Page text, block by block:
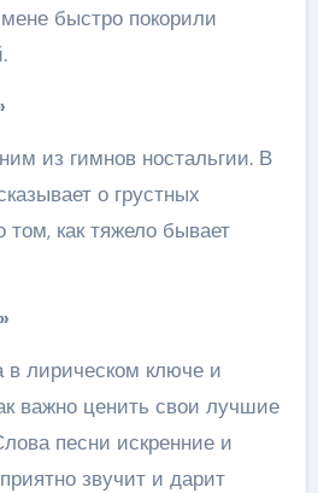
быстро покорили
из гимнов ностальгии. В
о грустных
как тяжело бывает
в лирическом ключе и
важно ценить свои лучшие
песни искренние и
звучит и дарит